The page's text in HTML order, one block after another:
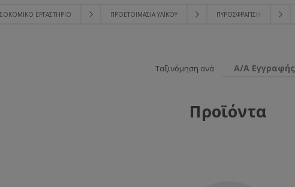
ΕΡΓΑΣΤΉΡΙΟ ΠΡΟΕΤΟΙΜΑΣΊΑ ΥΛΙΚΟΎ ΠΥΡΟΣΦΡΆΓΙΣΗ
Ταξινόμηση ανά Α/Α Εγγραφής
Προϊόντα